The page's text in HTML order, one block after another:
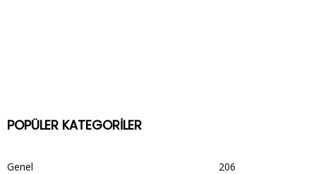
POPÜLER KATEGORİLER
Genel
206